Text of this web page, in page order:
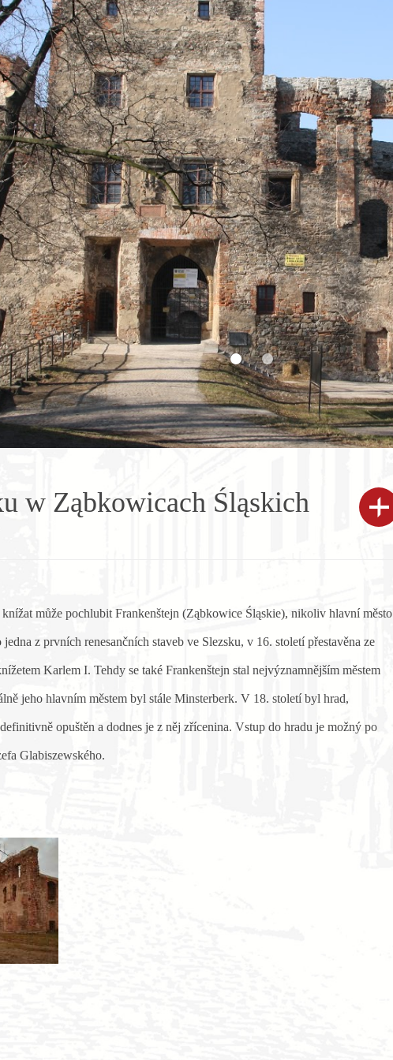
w Ząbkowicach Śląskich
může pochlubit Frankenštejn (Ząbkowice Śląskie), nikoliv hlavní město
z prvních renesančních staveb ve Slezsku, v 16. století přestavěna ze
Karlem I. Tehdy se také Frankenštejn stal nejvýznamnějším městem
jeho hlavním městem byl stále Minsterberk. V 18. století byl hrad,
opuštěn a dodnes je z něj zřícenina. Vstup do hradu je možný po
Glabiszewského.